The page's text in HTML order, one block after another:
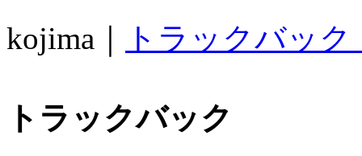
kojima｜
トラックバック
トラックバック